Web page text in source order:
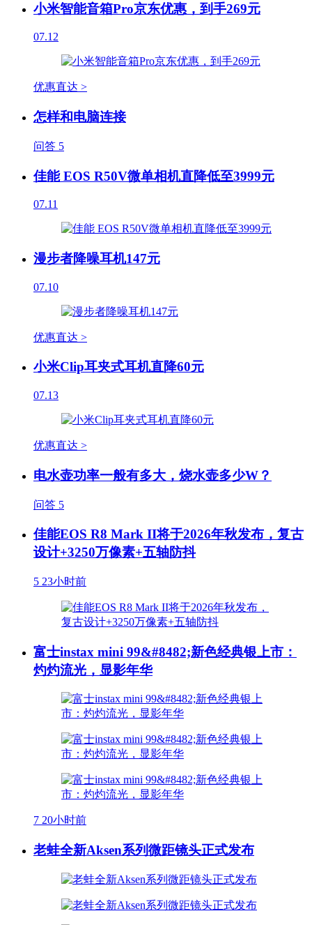
小米智能音箱Pro京东优惠，到手269元
07.12
优惠直达 >
怎样和电脑连接
问答 5
佳能 EOS R50V微单相机直降低至3999元
07.11
漫步者降噪耳机147元
07.10
优惠直达 >
小米Clip耳夹式耳机直降60元
07.13
优惠直达 >
电水壶功率一般有多大，烧水壶多少W？
问答 5
佳能EOS R8 Mark II将于2026年秋发布，复古
设计+3250万像素+五轴防抖
5 23小时前
富士instax mini 99&#8482;新色经典银上市：
灼灼流光，显影年华
7 20小时前
老蛙全新Aksen系列微距镜头正式发布